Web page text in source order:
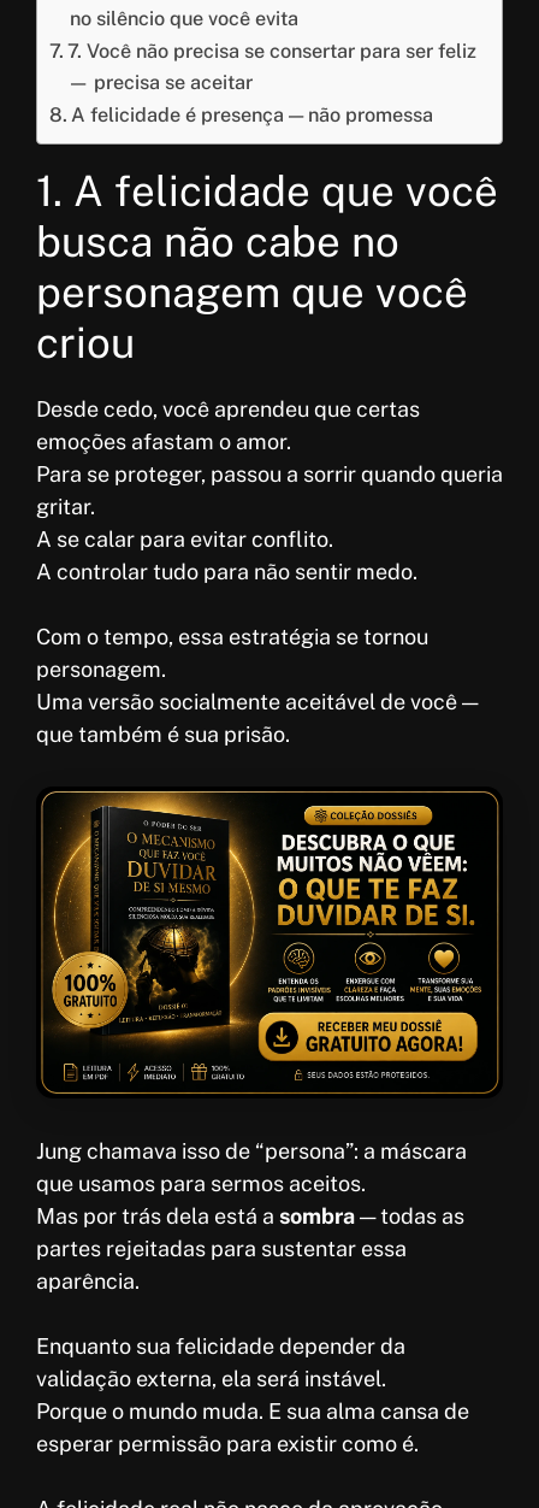
no silêncio que você evita
7. Você não precisa se consertar para ser feliz
— precisa se aceitar
A felicidade é presença — não promessa
1. A felicidade que você
busca não cabe no
personagem que você
criou
Desde cedo, você aprendeu que certas
emoções afastam o amor.
Para se proteger, passou a sorrir quando queria
gritar.
A se calar para evitar conflito.
A controlar tudo para não sentir medo.
Com o tempo, essa estratégia se tornou
personagem.
Uma versão socialmente aceitável de você —
que também é sua prisão.
Jung chamava isso de “persona”: a máscara
que usamos para sermos aceitos.
Mas por trás dela está a sombra— todas as
partes rejeitadas para sustentar essa
aparência.
Enquanto sua felicidade depender da
validação externa, ela será instável.
Porque o mundo muda. E sua alma cansa de
esperar permissão para existir como é.